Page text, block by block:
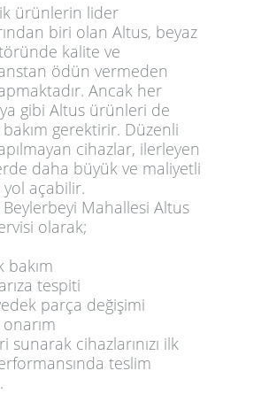
ürünlerin lider
biri olan Altus, beyaz
kalite ve
ödün vermeden
Ancak her
gibi Altus ürünleri de
gerektirir. Düzenli
cihazlar, ilerleyen
daha büyük ve maliyetli
yol açabilir.
Mahallesi Altus
olarak;
bakım
tespiti
parça değişimi
sunarak cihazlarınızı ilk
teslim